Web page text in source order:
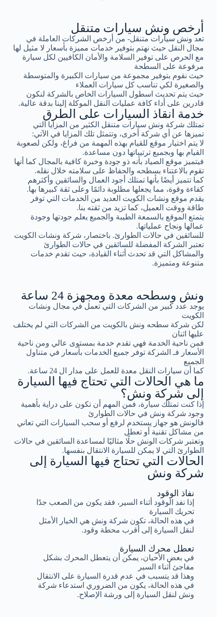
أرخص ونش سيارات متنقل
تعد ونش سيارات متنقل- من أرخص الشركات العاملة في
مجال النقل حيث نهتم بتوفير خدمات مميزة بأسعار لا مثيل لها
مع الحرص على توفير السلامة والأمان الكافيين لكل سيارة
مرفوعة على السطحة
حيث نقوم بتوفير مجموعة من سيارات الكبيرة والمتوسطة
والصغيرة لكي تناسب كل سيارات العملاء
حيث يتم تحديث اسطول السيارات الخاص بالشركة لنكون
قادرين على أداء كافة عمليات النقل الموكلة إلينا بدقة عالية.
خدمة انقاذ السيارات على الطرق
تمتلك شركة ونش سيارات متنقل الكثير من المزايا التي
تميزها عن أي شركة أخرى، وتتمثل تلك المزايا في الآتي:
لا يتم اختيار موقع للقيام بهذه المهمة من فراغ، ولكن لصعوبة
القيام بها وبجميع ترتيباتها دون مساعدة.
فيتميز موقع الصياد بأنه ذو جودة وخبرة كافية بالمجال كما أنها
تقوم بالاعتناء بسطحه والحفاظ على سلامته خلال نقله.
كما تتميز أيضًا بأنها تمتلك أجود العمال والسائقين وأكثرهم
كفاءة وقوة، مما يجعلها مطلوبة دائمًا وعلى ثقة كبيرها بها.
يقدم موقع ونشات الكويت العديد من الخدمات التي توفر
طاقة ووقت العميل، كما تزيد من ثقته بنا.
يتمتع الموقع بالسمعة الطيبة والجميع يعلم جودتها وجودة
عمالها ونجاح عملياتها.
للسائقين في حالات الطوارئ. باختصار، شركة ونشات الكويت
تعتبر الشركة المفضلة للسائقين في حالات الطوارئ
والمشاكل التي قد تحدث أثناء القيادة، حيث تقدم خدمات
متنوعة ومتميزة.
ونش وسطحه معدة ومجهزة 24 ساعة
يوجد عدد كبير من الشركات التي تعمل في مجال ونشات
الكويت
لكن شركة سطحه ونش بالكويت من الشركات التي لم يختلف
عليها اثنان
فمن ناحية الخدمة فهي تقدم خدمة بمستوى عالي ومن ناحية
الأسعار فـ الشركة توفر جميع الخدمات بأسعار في متناول
الجميع
كما أن سيارات النقل معدة للعمل على مدار ال 24 ساعة.
ما هي الحالات التي تحتاج فيها السيارة
إلى شركة ونش؟
إذا كنت تمتلك سيارة، فمن المهم أن تكون على دراية بأهمية
وجود شركة ونش في حالات الطوارئ
فالونش هو جهاز يستخدم لرفع أو سحب السيارات التي تعاني
من مشاكل تقنية أو تعطل
وتعتبر شركات الونش حلًا مثاليًا لمساعدة السائقين في حالات
الطوارئ التي لا يمكن للسيارة الانتقال بنفسها.
الحالات التي تحتاج فيها السيارة إلى
شركة ونش
تعطل محرك السيارة
في بعض الأحيان، يمكن أن يتعطل المحرك بشكل
مفاجئ أثناء السير
وهذا قد يتسبب في عدم قدرة السيارة على الانتقال
في هذه الحالة، يكون من الضروري استدعاء شركة
ونش لنقل السيارة إلى ورشة الإصلاح.
نفاذ الوقود
إذا نفد الوقود أثناء السير، فقد يكون من الصعب جدًا
تحريك السيارة
في هذه الحالة، تكون شركة ونش هي الخيار الأمثل
لنقل السيارة إلى أقرب محطة وقود.